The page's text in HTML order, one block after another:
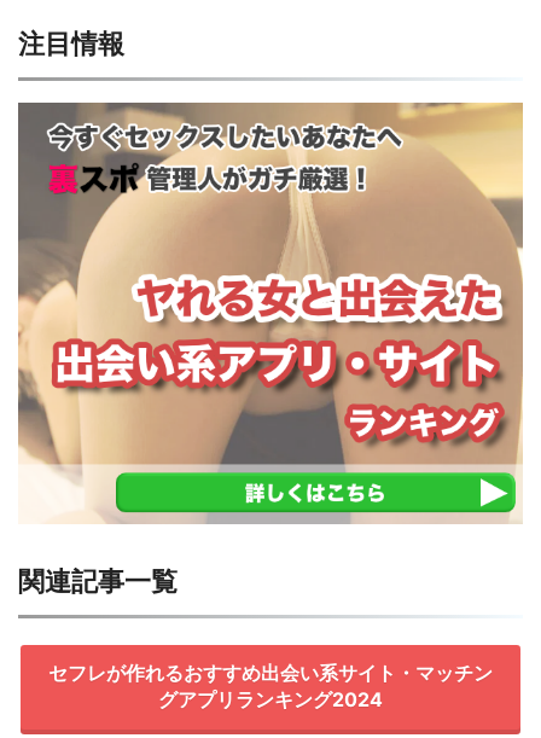
注目情報
関連記事一覧
セフレが作れるおすすめ出会い系サイト・マッチン
グアプリランキング2024